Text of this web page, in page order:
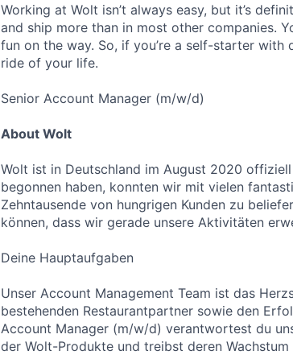
Working at Wolt isn’t always easy, but it’s
and ship more than in most other companies.
fun on the way. So, if you’re a self-starter
ride of your life.
Senior Account Manager (m/w/d)
About Wolt
Wolt ist in Deutschland im August 2020
begonnen haben, konnten wir mit vielen
Zehntausende von hungrigen Kunden zu
können, dass wir gerade unsere Aktivitäten
Deine Hauptaufgaben
Unser Account Management Team ist das
bestehenden Restaurantpartner sowie den
Account Manager (m/w/d) verantwortest du
der Wolt-Produkte und treibst deren